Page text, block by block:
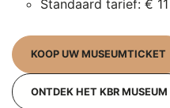
Standaard tarief: € 11
KOOP UW MUSEUMTICKET
ONTDEK HET KBR MUSEUM